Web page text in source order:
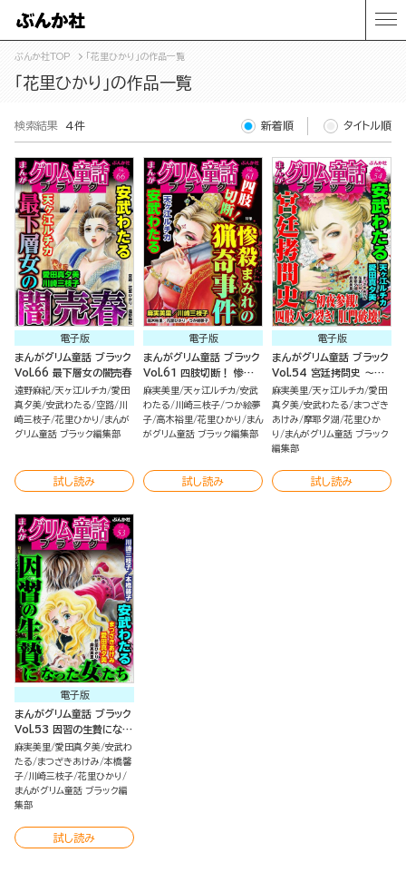
ぶんか社TOP 「花里ひかり」の作品一覧
「花里ひかり」の作品一覧
検索結果 4件 新着順 タイトル順
電子版
まんがグリム童話 ブラック
Vol.66 最下層女の闇売春
遠野麻紀 天ヶ江ルチカ 愛田
真夕美 安武わたる 空路 川
崎三枝子 花里ひかり
まんが
グリム童話 ブラック編集部
試し読み
電子版
まんがグリム童話 ブラック
Vol.61 四肢切断！ 惨殺
まみれの猟奇事件
麻実美里 天ヶ江ルチカ 安武
わたる
川崎三枝子 つか絵夢
子 高木裕里 花里ひかり
まん
がグリム童話 ブラック編集部
試し読み
電子版
まんがグリム童話 ブラック
Vol.54 宮廷拷問史 ～初
夜参観！ 四肢八つ裂き！
肛門破壊！～
麻実美里 天ヶ江ルチカ 愛田
真夕美 安武わたる
まつざき
あけみ 摩耶夕湖 花里ひか
り
まんがグリム童話 ブラック
編集部
試し読み
電子版
まんがグリム童話 ブラック
Vol.53 因習の生贄になっ
た女たち
麻実美里 愛田真夕美 安武わ
たる
まつざきあけみ 本橋馨
子 川崎三枝子 花里ひかり
まんがグリム童話 ブラック編
集部
試し読み